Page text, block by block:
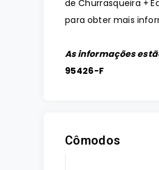
de Churrasqueira +
para obter mais
As informações
95426-F
Cômodos